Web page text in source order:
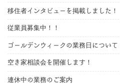
移住者インタビューを掲載しました！
従業員募集中！！
ゴールデンウィークの業務日について
空き家相談会を開催します！
連休中の業務のご案内